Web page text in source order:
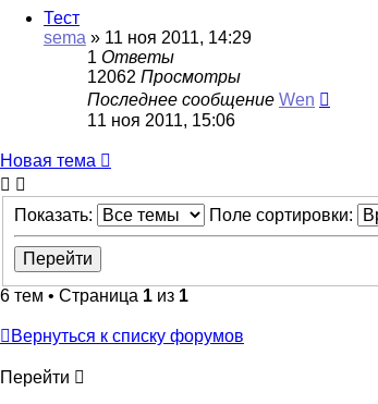
Тест
sema » 11 ноя 2011, 14:29
1 Ответы
12062 Просмотры
Последнее сообщение Wen
11 ноя 2011, 15:06
Новая
тема
Новая тема
Показать: Поле сортировки:
6 тем • Страница 1 из 1
Вернуться к списку форумов
Перейти